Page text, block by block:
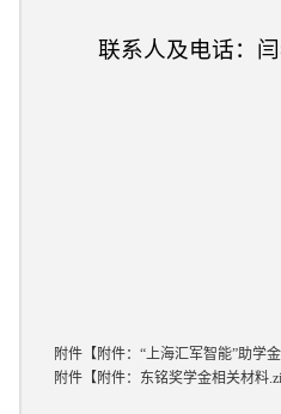
联系人及电话： 闫
附件【 附件：“上海汇军智能”助学
附件【 附件：东铭奖学金相关材料